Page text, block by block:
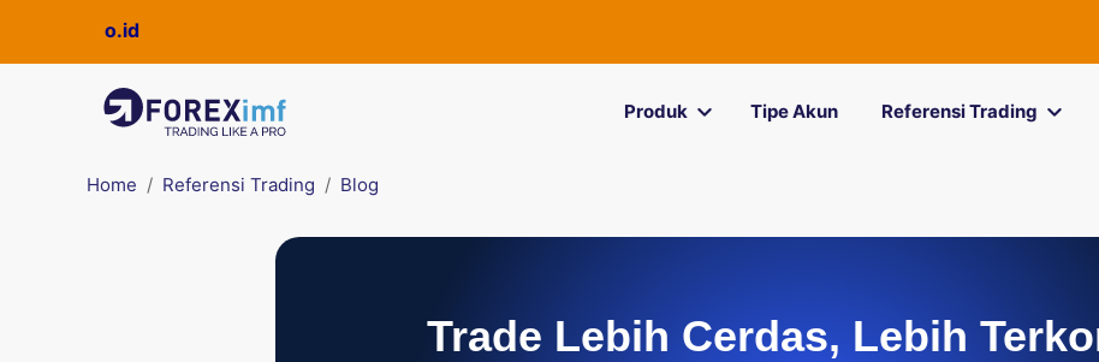
Produk Tipe Akun Referensi Trading
Home Referensi Trading Blog
Trade Lebih Cerdas, Lebih